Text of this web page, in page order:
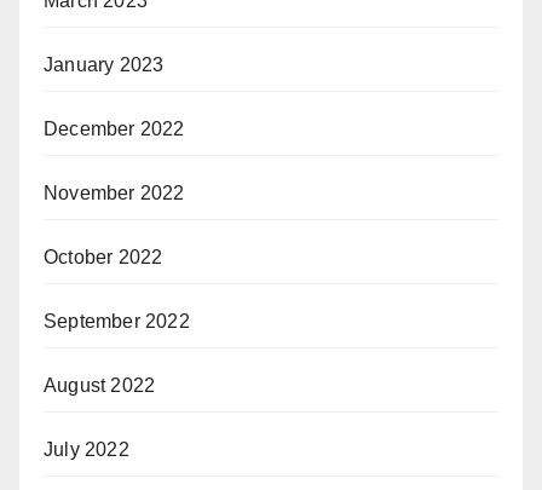
January 2023
December 2022
November 2022
October 2022
September 2022
August 2022
July 2022